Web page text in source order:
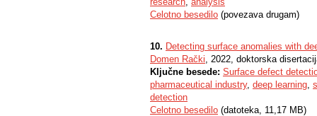
Celotno besedilo (povezava drugam)
10. Detecting surface anomalies with
Domen Rački, 2022, doktorska
Ključne besede: Surface defect
pharmaceutical industry, deep learning,
detection
Celotno besedilo (datoteka, 11,17 MB)